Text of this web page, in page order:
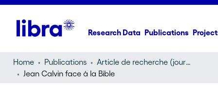
Research Data Publications
Home Publications
Article de recherche (journal article)
Jean Calvin face à la Bible